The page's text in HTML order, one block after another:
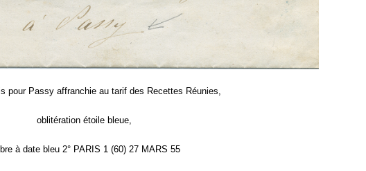
pour Passy affranchie au tarif des Recettes Réunies,
oblitération étoile bleue,
à date bleu 2° PARIS 1 (60) 27 MARS 55